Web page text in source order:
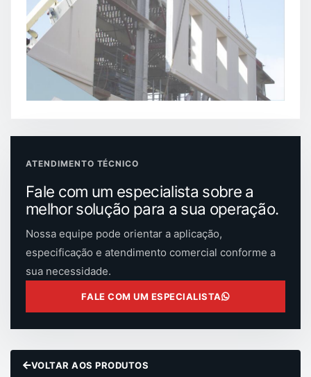
ATENDIMENTO TÉCNICO
Fale com um especialista sobre a
melhor solução para a sua operação.
Nossa equipe pode orientar a aplicação,
especificação e atendimento comercial conforme a
sua necessidade.
FALE COM UM ESPECIALISTA
VOLTAR AOS PRODUTOS